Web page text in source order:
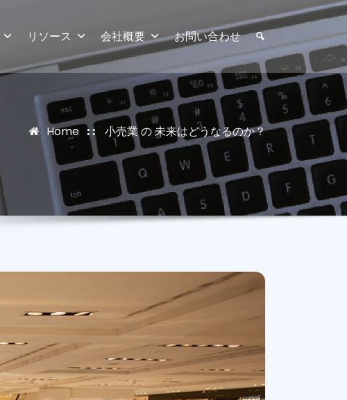
リソース 会社概要 お問い合わせ
Home 小売業 の 未来はどうなるのか？